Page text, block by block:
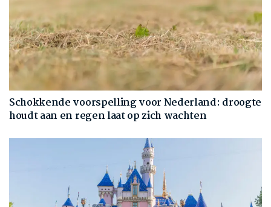
Schokkende voorspelling voor Nederland: droogte
houdt aan en regen laat op zich wachten